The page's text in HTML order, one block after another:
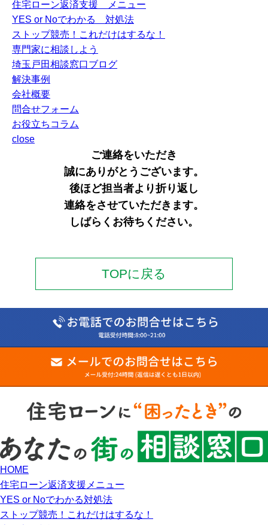
住宅ローン返済支援 メニュー
YES or Noでわかる 対処法
ストップ競売！これだけはするな！
専門家に相談しよう
埼玉戸田相談窓口ブログ
解決事例
会社概要
問合せフォーム
お役立ちコラム
close
ご連絡をいただき
誠にありがとうございます。
後ほど担当者より折り返し
連絡をさせていただきます。
しばらくお待ちください。
TOPに戻る
HOME
住宅ローン返済支援メニュー
YES or Noでわかる対処法
ストップ競売！これだけはするな！